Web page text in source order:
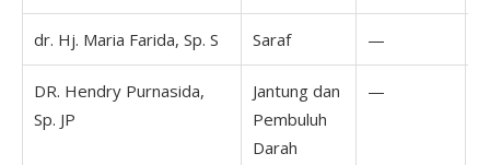
dr. Hj. Maria Farida, Sp. S Saraf —
DR. Hendry Purnasida,
Sp. JP
Jantung dan
Pembuluh
Darah
—